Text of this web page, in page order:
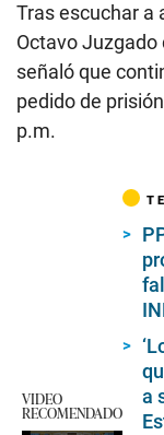
Tras escuchar a
Octavo
señaló que
pedido de
p.m.
VIDEO
RECOMENDADO
a